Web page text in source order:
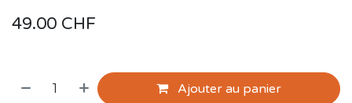
49.00 CHF
Ajouter au panier